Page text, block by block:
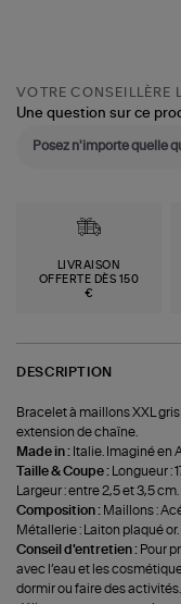
VOTRE CONSEILLÈRE
Une question sur ce
LIVRAISON
OFFERTE DÈS 150
€
DESCRIPTION
Bracelet à maillons XXL
extension de chaîne.
Made in : Italie. Imaginé en
Taille & Coupe :
Longueur :
Largeur : entre 2,5 et 3,5 cm.
Composition : Maillons :
Métallerie : Laiton plaqué or.
Conseil d'entretien : Pour
avec l’eau et les
dormir ou faire des